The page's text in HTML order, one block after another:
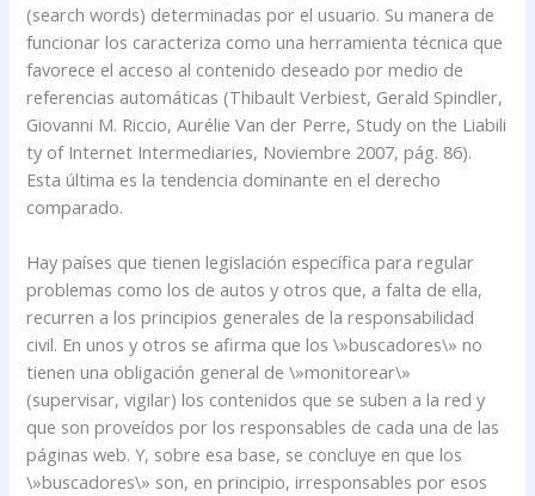
(search words) determinadas por el usuario. Su manera de
funcionar los caracteriza como una herramienta técnica que
favorece el acceso al contenido deseado por medio de
referencias automáticas (Thibault Verbiest, Gerald Spindler,
Giovanni M. Riccio, Aurélie Van der Perre, Study on the Liabili
ty of Internet Intermediaries, Noviembre 2007, pág. 86).
Esta última es la tendencia dominante en el derecho
comparado.
Hay países que tienen legislación específica para regular
problemas como los de autos y otros que, a falta de ella,
recurren a los principios generales de la responsabilidad
civil. En unos y otros se afirma que los \»buscadores\» no
tienen una obligación general de \»monitorear\»
(supervisar, vigilar) los contenidos que se suben a la red y
que son proveídos por los responsables de cada una de las
páginas web. Y, sobre esa base, se concluye en que los
\»buscadores\» son, en principio, irresponsables por esos